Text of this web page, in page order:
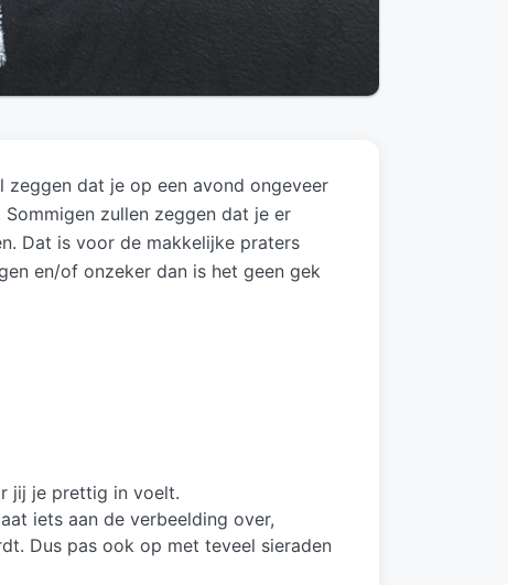
dat je op een avond ongeveer
zullen zeggen dat je er
Dat is voor de makkelijke praters
en/of onzeker dan is het geen gek
jij je prettig in voelt.
iets aan de verbeelding over,
Dus pas ook op met teveel sieraden